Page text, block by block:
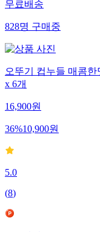
무료배송
828명구매중
오뚜기 컵누들 매콤
x 6개
16,900원
36%10,900원
5.0
(8)